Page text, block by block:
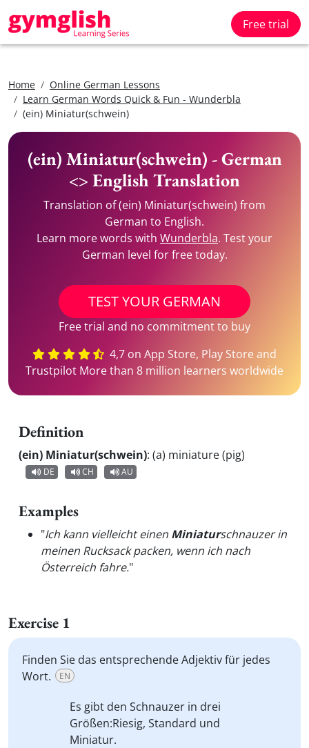
Free trial
Home
Online German Lessons
Learn German Words Quick & Fun - Wunderbla
(ein) Miniatur(schwein)
(ein) Miniatur(schwein) - German
<> English Translation
Translation of (ein) Miniatur(schwein) from
German to English.
Learn more words with Wunderbla. Test your
German level for free today.
TEST YOUR GERMAN
Free trial and no commitment to buy
4,7 on App Store, Play Store and
Trustpilot More than 8 million learners worldwide
Definition
(ein) Miniatur(schwein): (a) miniature (pig)
DE CH AU
Examples
"Ich kann vielleicht einen Miniaturschnauzer in
meinen Rucksack packen, wenn ich nach
Österreich fahre."
Exercise 1
Finden Sie das entsprechende Adjektiv für jedes
Wort.
EN
Es gibt den Schnauzer in drei
Größen:Riesig, Standard und
Miniatur.